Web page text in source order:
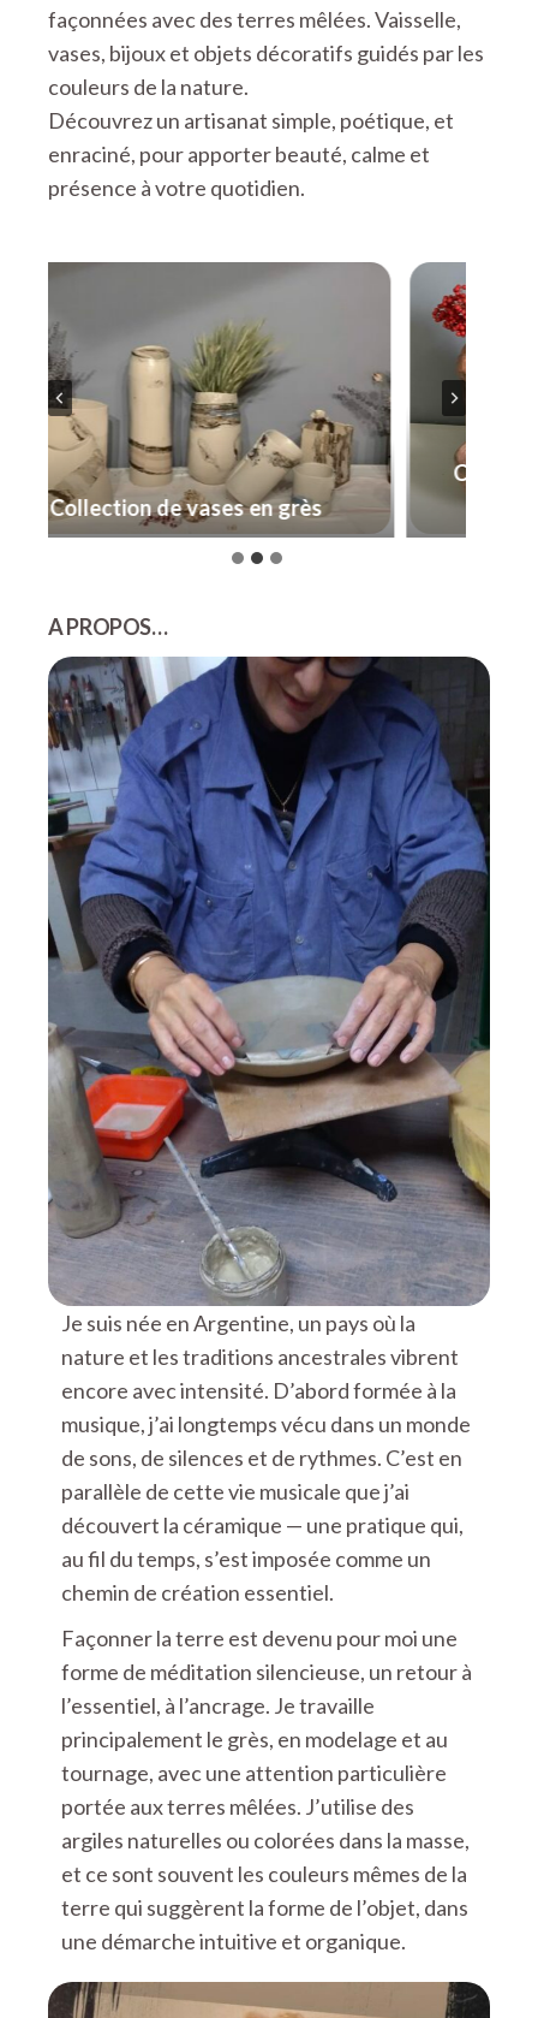
façonnées avec des terres mêlées. Vaisselle,
vases, bijoux et objets décoratifs guidés par les
couleurs de la nature.
Découvrez un artisanat simple, poétique, et
enraciné, pour apporter beauté, calme et
présence à votre quotidien.
de vases en grès
Collection de vases
faïence
A PROPOS…
Je suis née en Argentine, un pays où la
nature et les traditions ancestrales vibrent
encore avec intensité. D’abord formée à la
musique, j’ai longtemps vécu dans un monde
de sons, de silences et de rythmes. C’est en
parallèle de cette vie musicale que j’ai
découvert la céramique — une pratique qui,
au fil du temps, s’est imposée comme un
chemin de création essentiel.
Façonner la terre est devenu pour moi une
forme de méditation silencieuse, un retour à
l’essentiel, à l’ancrage. Je travaille
principalement le grès, en modelage et au
tournage, avec une attention particulière
portée aux terres mêlées. J’utilise des
argiles naturelles ou colorées dans la masse,
et ce sont souvent les couleurs mêmes de la
terre qui suggèrent la forme de l’objet, dans
une démarche intuitive et organique.